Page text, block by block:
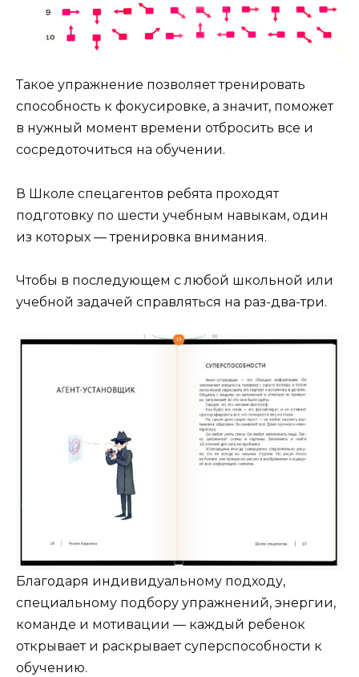
Такое упражнение позволяет тренировать
способность к фокусировке, а значит, поможет
в нужный момент времени отбросить все и
сосредоточиться на обучении.
В Школе спецагентов ребята проходят
подготовку по шести учебным навыкам, один
из которых — тренировка внимания.
Чтобы в последующем с любой школьной или
учебной задачей справляться на раз-два-три.
Благодаря индивидуальному подходу,
специальному подбору упражнений, энергии,
команде и мотивации — каждый ребенок
открывает и раскрывает суперспособности к
обучению.